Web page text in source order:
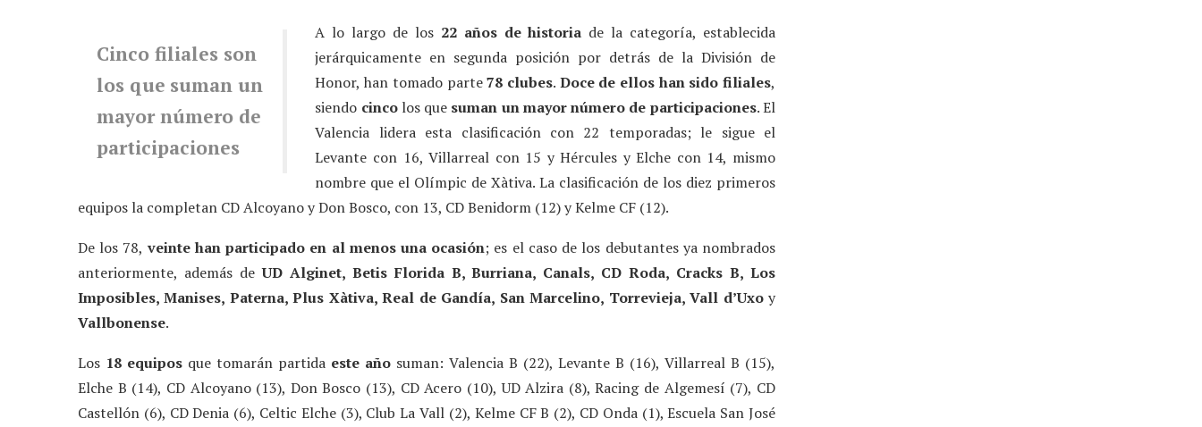
Cinco filiales son
los que suman un
mayor número de
participaciones
A lo largo de los 22 años de historia de la categoría, establecida
jerárquicamente en segunda posición por detrás de la División de
Honor, han tomado parte78 clubes. Doce de ellos han sido filiales,
siendo cincolos que suman un mayor número de participaciones. El
Valencia lidera esta clasificación con 22 temporadas; le sigue el
Levante con 16, Villarreal con 15 y Hércules y Elche con 14, mismo
nombre que el Olímpic de Xàtiva. La clasificación de los diez primeros
equipos la completan CD Alcoyano y Don Bosco, con 13, CD Benidorm (12) y Kelme CF (12).
De los 78, veinte han participado en al menos una ocasión; es el caso de los debutantes ya nombrados
anteriormente, además deUD Alginet, Betis Florida B, Burriana, Canals, CD Roda, Cracks B, Los
Imposibles, Manises, Paterna, Plus Xàtiva, Real de Gandía, San Marcelino, Torrevieja, Vall d’Uxo y
Vallbonense.
Los 18 equipos que tomarán partida este año suman: Valencia B (22), Levante B (16), Villarreal B (15),
Elche B (14), CD Alcoyano (13), Don Bosco (13), CD Acero (10), UD Alzira (8), Racing de Algemesí (7), CD
Castellón (6), CD Denia (6), Celtic Elche (3), Club La Vall (2), Kelme CF B (2), CD Onda (1), Escuela San José